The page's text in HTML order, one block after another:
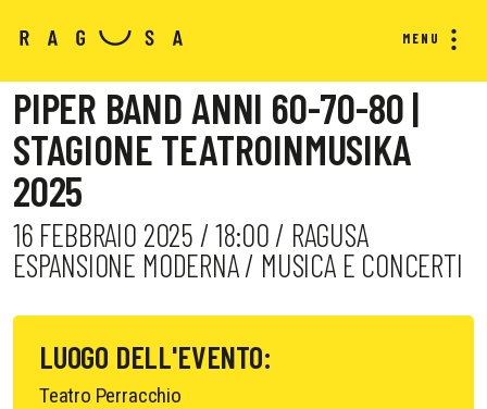
MENU
PIPER BAND ANNI 60-70-80 |
STAGIONE TEATROINMUSIKA
2025
16 FEBBRAIO 2025 / 18:00 / RAGUSA
ESPANSIONE MODERNA / MUSICA E CONCERTI
LUOGO DELL'EVENTO:
Teatro Perracchio